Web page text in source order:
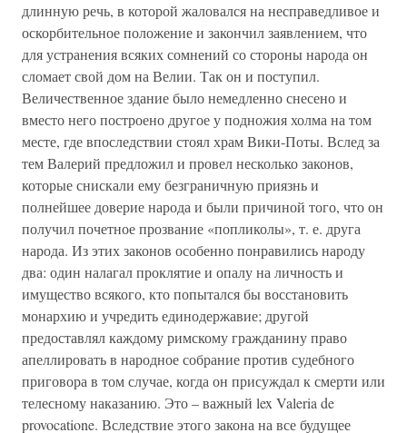
длинную речь, в которой жаловался на несправедливое и
оскорбительное положение и закончил заявлением, что
для устранения всяких сомнений со стороны народа он
сломает свой дом на Велии. Так он и поступил.
Величественное здание было немедленно снесено и
вместо него построено другое у подножия холма на том
месте, где впоследствии стоял храм Вики-Поты. Вслед за
тем Валерий предложил и провел несколько законов,
которые снискали ему безграничную приязнь и
полнейшее доверие народа и были причиной того, что он
получил почетное прозвание «попликолы», т. е. друга
народа. Из этих законов особенно понравились народу
два: один налагал проклятие и опалу на личность и
имущество всякого, кто попытался бы восстановить
монархию и учредить единодержавие; другой
предоставлял каждому римскому гражданину право
апеллировать в народное собрание против судебного
приговора в том случае, когда он присуждал к смерти или
телесному наказанию. Это – важный lex Valeria de
provocatione. Вследствие этого закона на все будущее